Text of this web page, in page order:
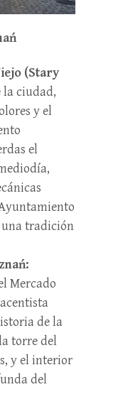
(Stary
la ciudad,
y el
el
una tradición
Mercado
de la
torre del
y el interior
del